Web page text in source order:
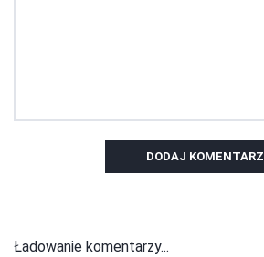
DODAJ KOMENTARZ
Ładowanie komentarzy...